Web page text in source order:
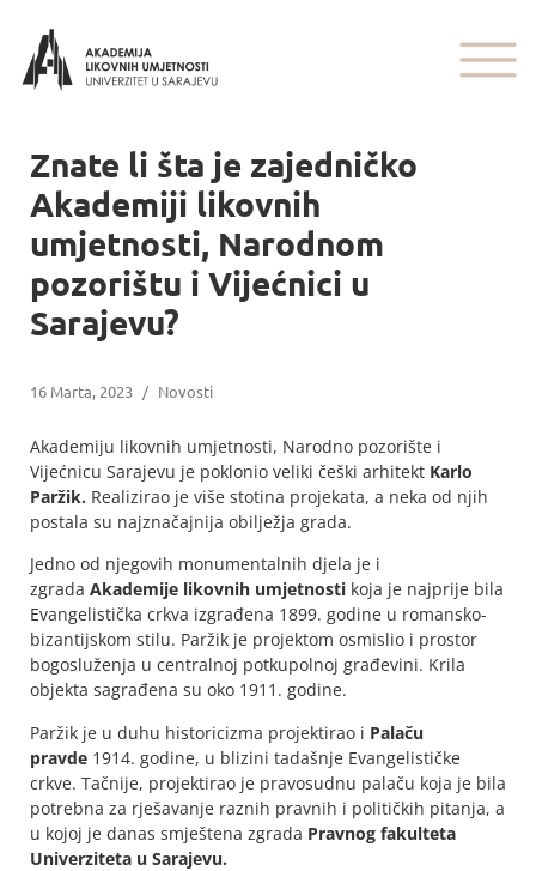
Znate li šta je zajedničko
Akademiji likovnih
umjetnosti, Narodnom
pozorištu i Vijećnici u
Sarajevu?
16 Marta, 2023 / Novosti
Akademiju likovnih umjetnosti, Narodno pozorište i
Vijećnicu Sarajevu je poklonio veliki češki arhitekt Karlo
Paržik. Realizirao je više stotina projekata, a neka od njih
postala su najznačajnija obilježja grada.
Jedno od njegovih monumentalnih djela je i
zgrada Akademije likovnih umjetnosti koja je najprije bila
Evangelistička crkva izgrađena 1899. godine u romansko-
bizantijskom stilu. Paržik je projektom osmislio i prostor
bogosluženja u centralnoj potkupolnoj građevini. Krila
objekta sagrađena su oko 1911. godine.
Paržik je u duhu historicizma projektirao i Palaču
pravde 1914. godine, u blizini tadašnje Evangelističke
crkve. Tačnije, projektirao je pravosudnu palaču koja je bila
potrebna za rješavanje raznih pravnih i političkih pitanja, a
u kojoj je danas smještena zgrada Pravnog fakulteta
Univerziteta u Sarajevu.